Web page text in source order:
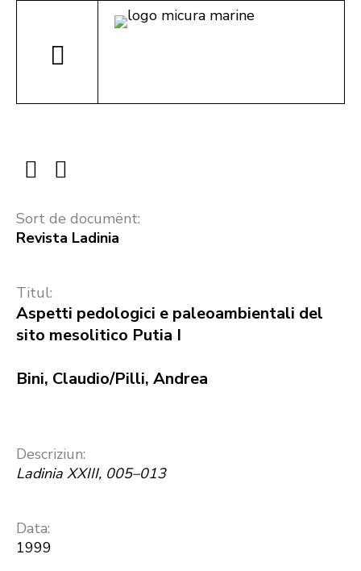
Sort de documënt:
Revista Ladinia
Titul:
Aspetti pedologici e paleoambientali del
sito mesolitico Putia I
Bini, Claudio/Pilli, Andrea
Descriziun:
Ladinia XXIII, 005–013
Data:
1999